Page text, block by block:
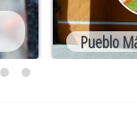
Pueblo